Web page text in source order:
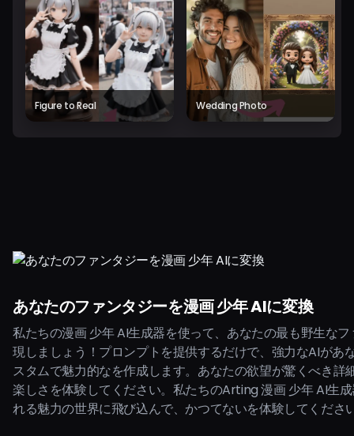
Figure to Real Wedding Photo
あなたのファンタジーを漫画 少年 AIに変換
私たちの漫画 少年 AI生成器を使って、あなたの最も野生な
現しましょう！プロンプトを提供するだけで、強力なAIがあ
スタムで魅力的なを作成します。あなたの欲望が驚くべき詳
楽しさを体験してください。私たちのArting 漫画 少年 AI生
れる魅力の世界に飛び込んで、かつてないを体験してくださ